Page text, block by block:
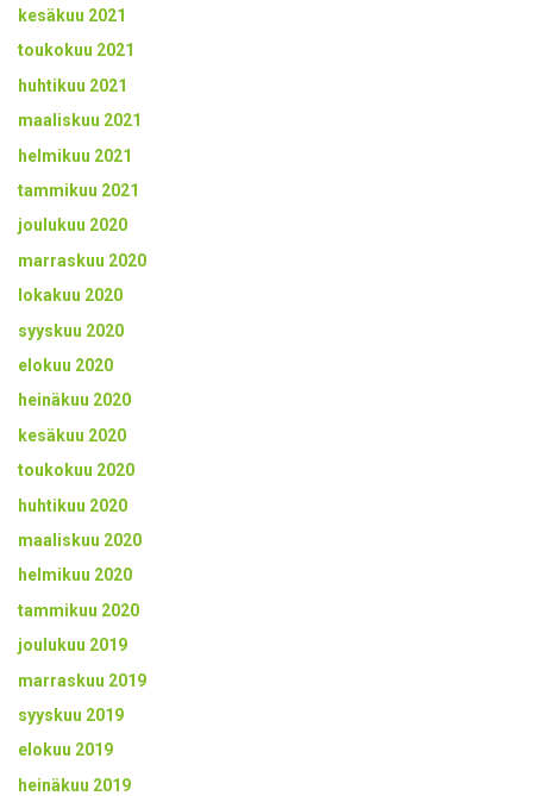
kesäkuu 2021
toukokuu 2021
huhtikuu 2021
maaliskuu 2021
helmikuu 2021
tammikuu 2021
joulukuu 2020
marraskuu 2020
lokakuu 2020
syyskuu 2020
elokuu 2020
heinäkuu 2020
kesäkuu 2020
toukokuu 2020
huhtikuu 2020
maaliskuu 2020
helmikuu 2020
tammikuu 2020
joulukuu 2019
marraskuu 2019
syyskuu 2019
elokuu 2019
heinäkuu 2019